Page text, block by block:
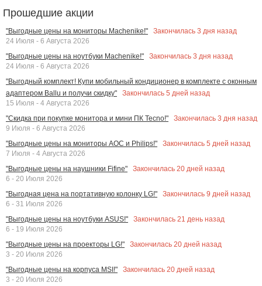
Прошедшие акции
"Выгодные цены на мониторы Machenike!" Закончилась 3 дня назад
24 Июля - 6 Августа 2026
"Выгодные цены на ноутбуки Machenike!"
Закончилась 3 дня назад
24 Июля - 6 Августа 2026
"Выгодный комплект! Купи мобильный кондиционер в комплекте с оконным
адаптером Ballu и получи скидку"
Закончилась 5 дней назад
15 Июля - 4 Августа 2026
"Скидка при покупке монитора и мини ПК Tecno!"
Закончилась 3 дня назад
9 Июля - 6 Августа 2026
"Выгодные цены на мониторы AOC и Philips!"
Закончилась 5 дней назад
7 Июля - 4 Августа 2026
"Выгодные цены на наушники Fifine"
Закончилась 20 дней назад
6 - 20 Июля 2026
"Выгодная цена на портативную колонку LG!"
Закончилась 9 дней назад
6 - 31 Июля 2026
"Выгодные цены на ноутбуки ASUS!"
Закончилась 21 день назад
6 - 19 Июля 2026
"Выгодные цены на проекторы LG!"
Закончилась 20 дней назад
3 - 20 Июля 2026
"Выгодные цены на корпуса MSI!"
Закончилась 20 дней назад
3 - 20 Июля 2026